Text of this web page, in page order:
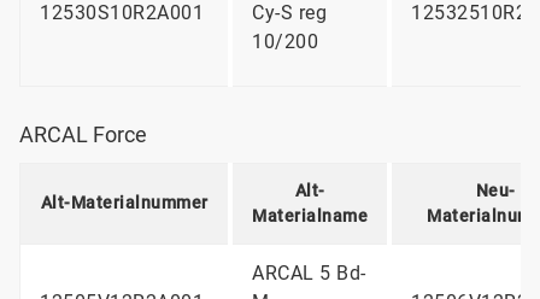
12530S10R2A001
Cy-S reg
10/200
ARCAL Force
Alt-Materialnummer
Alt-
Materialname
Neu-
ARCAL 5 Bd-